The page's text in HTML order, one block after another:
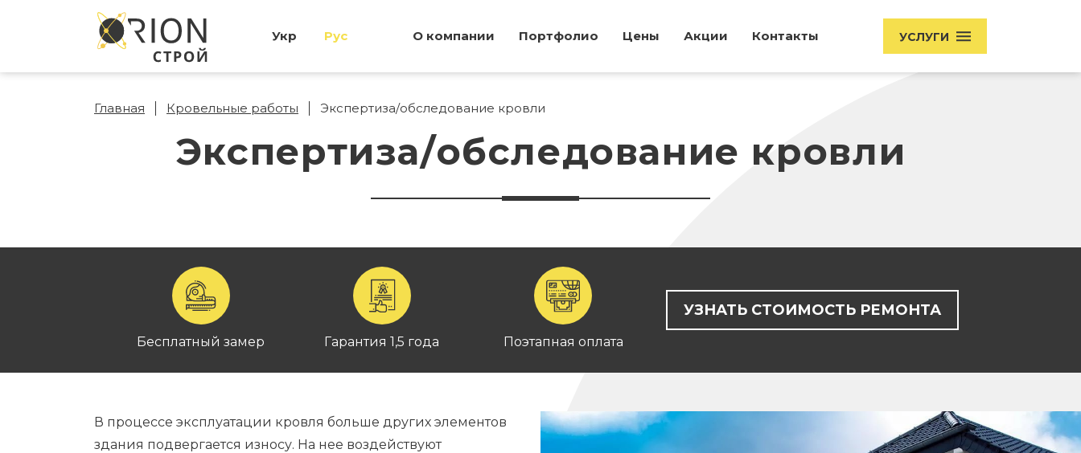
Укр Рус О компании Портфолио Цены Акции Контакты УСЛУГИ
Главная Кровельные работы Экспертиза/обследование кровли
Экспертиза/обследование кровли
Бесплатный замер Гарантия 1,5 года Поэтапная оплата
УЗНАТЬ СТОИМОСТЬ РЕМОНТА
В процессе эксплуатации кровля больше других элементов
здания подвергается износу. На нее воздействуют